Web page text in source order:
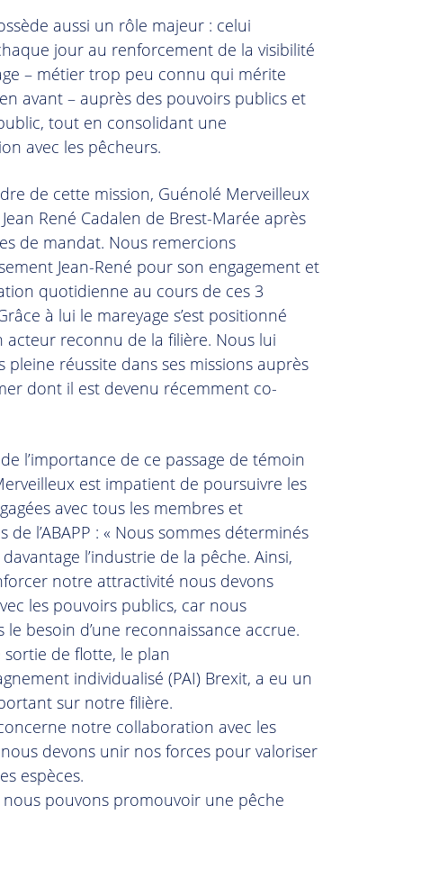
aussi un rôle majeur : celui
jour au renforcement de la visibilité
– métier trop peu connu qui mérite
avant – auprès des pouvoirs publics et
tout en consolidant une
avec les pêcheurs.
de cette mission, Guénolé Merveilleux
René Cadalen de Brest-Marée après
de mandat. Nous remercions
Jean-René pour son engagement et
quotidienne au cours de ces 3
à lui le mareyage s’est positionné
acteur reconnu de la filière. Nous lui
pleine réussite dans ses missions auprès
dont il est devenu récemment co-
l’importance de ce passage de témoin
est impatient de poursuivre les
avec tous les membres et
de l’ABAPP : « Nous sommes déterminés
l’industrie de la pêche. Ainsi,
notre attractivité nous devons
les pouvoirs publics, car nous
le besoin d’une reconnaissance accrue.
sortie de flotte, le plan
individualisé (PAI) Brexit, a eu un
sur notre filière.
notre collaboration avec les
devons unir nos forces pour valoriser
espèces.
nous pouvons promouvoir une pêche